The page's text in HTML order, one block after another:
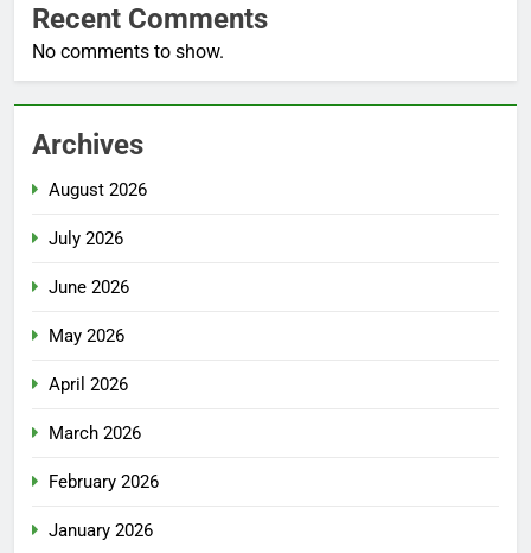
Recent Comments
No comments to show.
Archives
August 2026
July 2026
June 2026
May 2026
April 2026
March 2026
February 2026
January 2026